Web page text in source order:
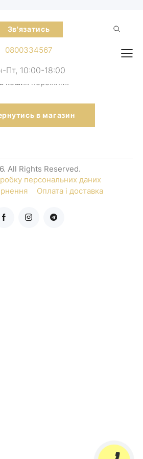
Зв'язатись
0800334567
Пт, 10:00-18:00
кошик порожній.
в магазин
All Rights Reserved.
персональних даних
Оплата і доставка